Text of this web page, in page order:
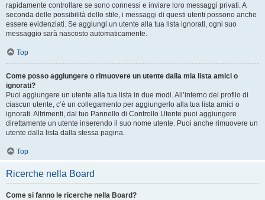
rapidamente controllare se sono connessi e inviare loro messaggi privati. A
seconda delle possibilità dello stile, i messaggi di questi utenti possono anche
essere evidenziati. Se aggiungi un utente alla tua lista ignorati, ogni suo
messaggio sarà nascosto automaticamente.
Top
Come posso aggiungere o rimuovere un utente dalla mia lista amici o
ignorati?
Puoi aggiungere un utente alla tua lista in due modi. All’interno del profilo di
ciascun utente, c’è un collegamento per aggiungerlo alla tua lista amici o
ignorati. Altrimenti, dal tuo Pannello di Controllo Utente puoi aggiungere
direttamente un utente inserendo il suo nome utente. Puoi anche rimuovere un
utente dalla lista dalla stessa pagina.
Top
Ricerche nella Board
Come si fanno le ricerche nella Board?